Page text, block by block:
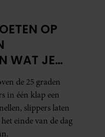
OP
WAT JE
de 25 graden
in één klap een
slippers laten
einde van de dag